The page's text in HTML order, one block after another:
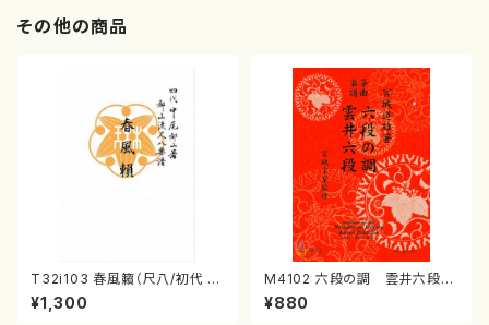
その他の商品
T32i103 春風籟（尺八/初代 石
垣征山/尺八/都山式譜）都山流
公刊楽譜曲番:552
¥1,300
M4102 六段の調 雲井六段
（箏/宮城道雄著・宮城宗家監修/
箏曲古典楽譜）
¥880